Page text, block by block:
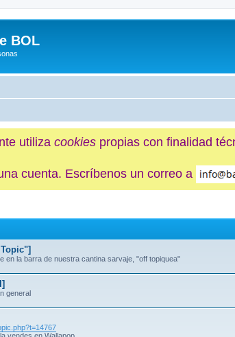
BOL
utiliza cookies propias con finalidad
cuenta. Escríbenos un correo a
en la barra de nuestra cantina sarvaje, "off topiquea"
general